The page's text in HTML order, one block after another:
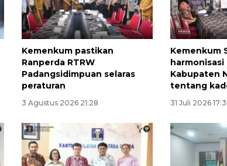
Kemenkum pastikan
Ranperda RTRW
Padangsidimpuan selaras
peraturan
3 Agustus 2026 21:28
Kemenkum
harmonisasi
Kabupaten
tentang
31 Juli 2026
Indonesia
2026-08-05 15:00:00